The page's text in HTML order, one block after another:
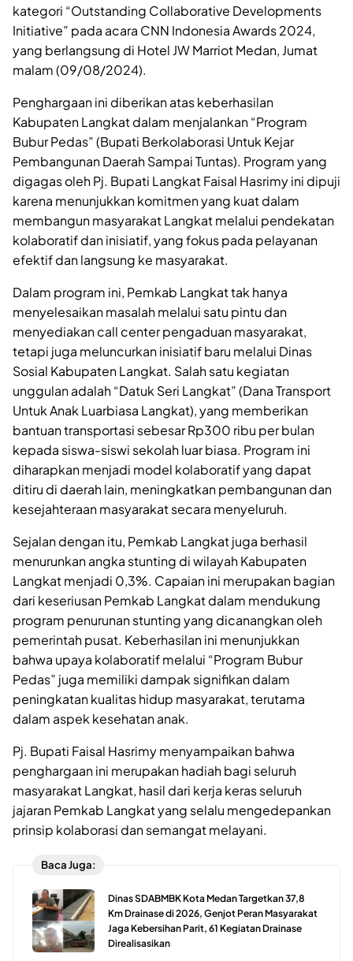
kategori “Outstanding Collaborative Developments
Initiative” pada acara CNN Indonesia Awards 2024,
yang berlangsung di Hotel JW Marriot Medan, Jumat
malam (09/08/2024).
Penghargaan ini diberikan atas keberhasilan
Kabupaten Langkat dalam menjalankan “Program
Bubur Pedas” (Bupati Berkolaborasi Untuk Kejar
Pembangunan Daerah Sampai Tuntas). Program yang
digagas oleh Pj. Bupati Langkat Faisal Hasrimy ini dipuji
karena menunjukkan komitmen yang kuat dalam
membangun masyarakat Langkat melalui pendekatan
kolaboratif dan inisiatif, yang fokus pada pelayanan
efektif dan langsung ke masyarakat.
Dalam program ini, Pemkab Langkat tak hanya
menyelesaikan masalah melalui satu pintu dan
menyediakan call center pengaduan masyarakat,
tetapi juga meluncurkan inisiatif baru melalui Dinas
Sosial Kabupaten Langkat. Salah satu kegiatan
unggulan adalah “Datuk Seri Langkat” (Dana Transport
Untuk Anak Luarbiasa Langkat), yang memberikan
bantuan transportasi sebesar Rp300 ribu per bulan
kepada siswa-siswi sekolah luar biasa. Program ini
diharapkan menjadi model kolaboratif yang dapat
ditiru di daerah lain, meningkatkan pembangunan dan
kesejahteraan masyarakat secara menyeluruh.
Sejalan dengan itu, Pemkab Langkat juga berhasil
menurunkan angka stunting di wilayah Kabupaten
Langkat menjadi 0,3%. Capaian ini merupakan bagian
dari keseriusan Pemkab Langkat dalam mendukung
program penurunan stunting yang dicanangkan oleh
pemerintah pusat. Keberhasilan ini menunjukkan
bahwa upaya kolaboratif melalui “Program Bubur
Pedas” juga memiliki dampak signifikan dalam
peningkatan kualitas hidup masyarakat, terutama
dalam aspek kesehatan anak.
Pj. Bupati Faisal Hasrimy menyampaikan bahwa
penghargaan ini merupakan hadiah bagi seluruh
masyarakat Langkat, hasil dari kerja keras seluruh
jajaran Pemkab Langkat yang selalu mengedepankan
prinsip kolaborasi dan semangat melayani.
Baca Juga:
Dinas SDABMBK Kota Medan Targetkan 37,8
Km Drainase di 2026, Genjot Peran Masyarakat
Jaga Kebersihan Parit, 61 Kegiatan Drainase
Direalisasikan